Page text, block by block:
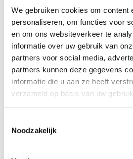
We gebruiken cookies om content
personaliseren, om functies voor
en om ons websiteverkeer te
informatie over uw gebruik van
partners voor social media,
partners kunnen deze gegevens
informatie die u aan ze heeft
verzameld op basis van uw
Noodzakelijk
Profiel steungezin
Wij zoeken iemand die:
Om de week langs wil
(dag in overleg);
Een rustig en liefdevol
Graag ondersteunend
overbelaste gezin.